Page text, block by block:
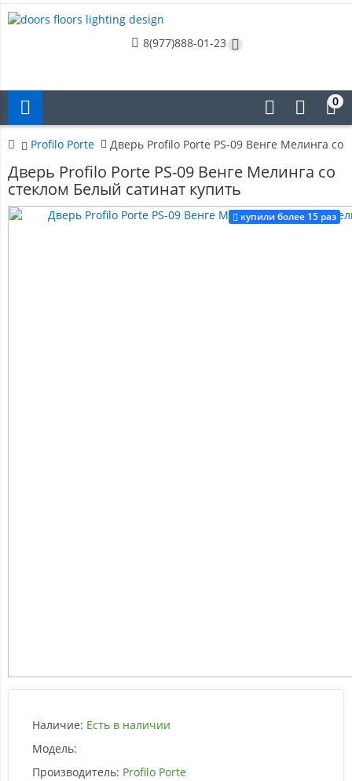
8(977)888-01-23
0
Profilo Porte Дверь Profilo Porte PS-09 Венге Мелинга со
Дверь Profilo Porte PS-09 Венге Мелинга со
стеклом Белый сатинат купить
купили более 15 раз
Наличие: Есть в наличии
Модель:
Производитель: Profilo Porte